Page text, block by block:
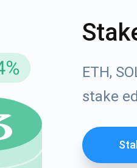
ETH,
stake
Atomic
için Abone Ol
ve kripto